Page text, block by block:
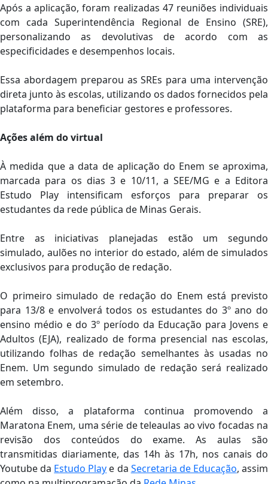
Após a aplicação, foram realizadas 47 reuniões individuais
com cada Superintendência Regional de Ensino (SRE),
personalizando as devolutivas de acordo com as
especificidades e desempenhos locais.
Essa abordagem preparou as SREs para uma intervenção
direta junto às escolas, utilizando os dados fornecidos pela
plataforma para beneficiar gestores e professores.
Ações além do virtual
À medida que a data de aplicação do Enem se aproxima,
marcada para os dias 3 e 10/11, a SEE/MG e a Editora
Estudo Play intensificam esforços para preparar os
estudantes da rede pública de Minas Gerais.
Entre as iniciativas planejadas estão um segundo
simulado, aulões no interior do estado, além de simulados
exclusivos para produção de redação.
O primeiro simulado de redação do Enem está previsto
para 13/8 e envolverá todos os estudantes do 3º ano do
ensino médio e do 3º período da Educação para Jovens e
Adultos (EJA), realizado de forma presencial nas escolas,
utilizando folhas de redação semelhantes às usadas no
Enem. Um segundo simulado de redação será realizado
em setembro.
Além disso, a plataforma continua promovendo a
Maratona Enem, uma série de teleaulas ao vivo focadas na
revisão dos conteúdos do exame. As aulas são
transmitidas diariamente, das 14h às 17h, nos canais do
Youtube da Estudo Play e da Secretaria de Educação, assim